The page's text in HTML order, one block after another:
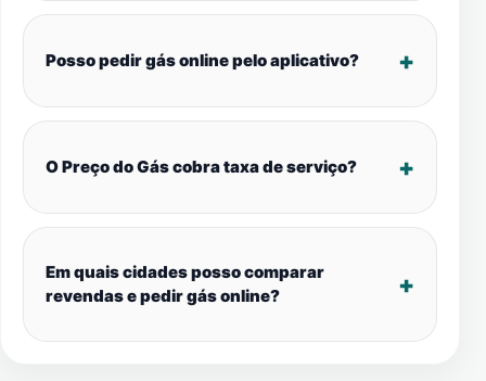
Posso pedir gás online pelo aplicativo?
O Preço do Gás cobra taxa de serviço?
Em quais cidades posso comparar
revendas e pedir gás online?